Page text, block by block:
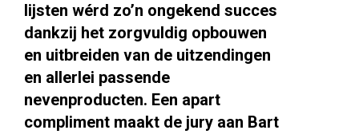
lijsten wérd zo’n ongekend succes
dankzij het zorgvuldig opbouwen
en uitbreiden van de uitzendingen
en allerlei passende
nevenproducten. Een apart
compliment maakt de jury aan Bart